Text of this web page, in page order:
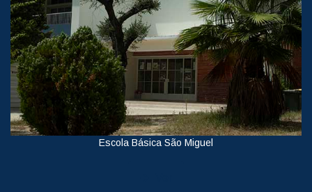
Escola Básica São Miguel